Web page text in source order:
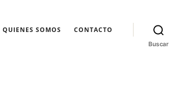
QUIENES SOMOS CONTACTO
Buscar